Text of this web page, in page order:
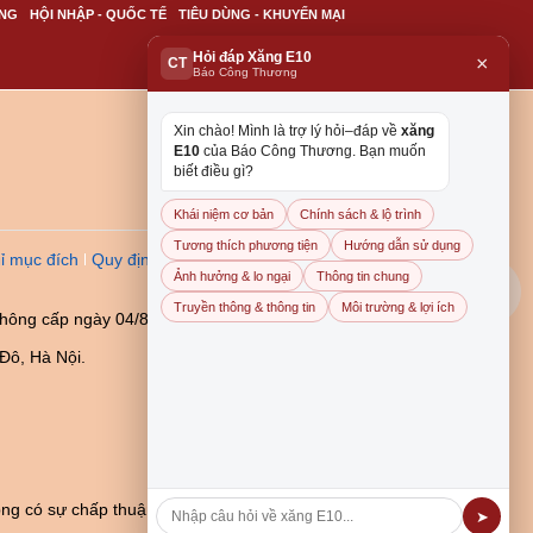
HỘI NHẬP - QUỐC TẾ TIÊU DÙNG - KHUYẾN MẠI
mục đích
Quy định dẫn
cấp ngày 04/8/2023
Hà Nội.
có sự chấp thuận bằng
CT Hỏi đáp Xăng E10
Báo Công Thương ×
Xin chào! Mình là trợ lý hỏi–đáp về xăng
E10 của Báo Công Thương. Bạn muốn
biết điều gì?
Khái niệm cơ bản Chính sách & lộ trình
Tương thích phương tiện Hướng dẫn sử dụng
Ảnh hưởng & lo ngại Thông tin chung
Truyền thông & thông tin Môi trường & lợi ích
➤